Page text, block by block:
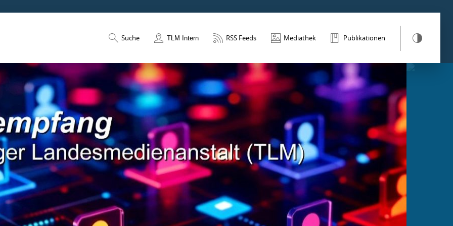
Suche TLM Intern RSS Feeds Mediathek Publikationen